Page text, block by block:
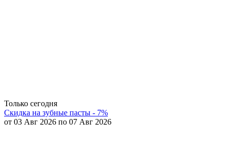
Только сегодня
Скидка на зубные пасты - 7%
от 03 Авг 2026 по 07 Авг 2026